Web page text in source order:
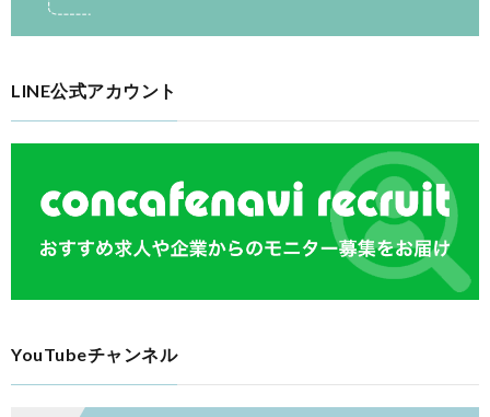
LINE公式アカウント
YouTubeチャンネル